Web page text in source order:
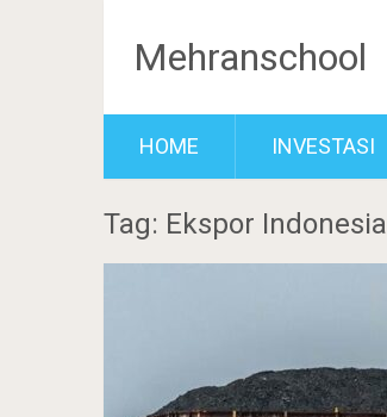
Mehranschool
HOME INVESTASI
Tag: Ekspor Indonesia